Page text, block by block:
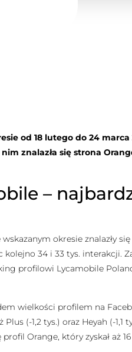
od 18 lutego do 24
znalazła się strona
–
okresie znalazły
34 i 33 tys. interakcji.
profilowi Lycamobile
wielkości profilem na
(-1,2 tys.) oraz Heyah (-
Orange, który zyskał aż